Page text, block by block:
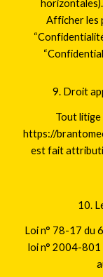
Afficher les
9. Droit
Tout litige
https://
est fait
10.
Loi n° 78-17 du
loi n° 2004-801